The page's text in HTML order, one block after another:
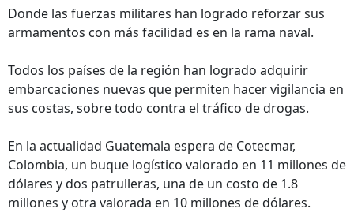
Donde las fuerzas militares han logrado reforzar sus
armamentos con más facilidad es en la rama naval.
Todos los países de la región han logrado adquirir
embarcaciones nuevas que permiten hacer vigilancia en
sus costas, sobre todo contra el tráfico de drogas.
En la actualidad Guatemala espera de Cotecmar,
Colombia, un buque logístico valorado en 11 millones de
dólares y dos patrulleras, una de un costo de 1.8
millones y otra valorada en 10 millones de dólares.